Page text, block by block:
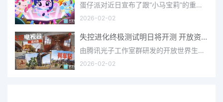
蛋仔派对近日宣布了跟“小马宝莉”的重磅联动！并且时间定档在了2月17日，此次联动将会上新很多外观，各种小马宝
2026-02-02
失控进化终极测试明日将开测 开放资格预下载已开启
由腾讯光子工作室群研发的开放世界生存进化手游《失控进化》宣布，终极测试将于明日正式开启，目前测试资格预下
2026-02-02